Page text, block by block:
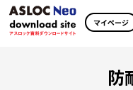
マイページ
防